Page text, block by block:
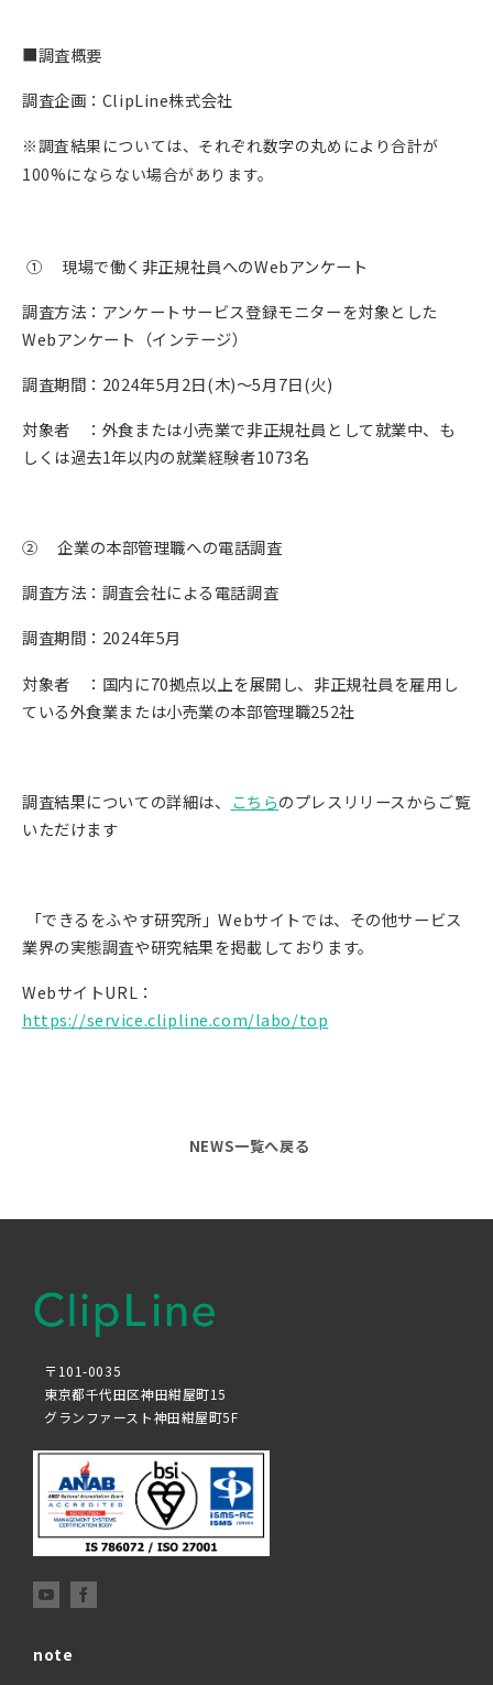
■調査概要
調査企画：ClipLine株式会社
※調査結果については、それぞれ数字の丸めにより合計が
100%にならない場合があります。
① 現場で働く非正規社員へのWebアンケート
調査方法：アンケートサービス登録モニターを対象とした
Webアンケート（インテージ）
調査期間：2024年5月2日(木)～5月7日(火)
対象者 ：外食または小売業で非正規社員として就業中、も
しくは過去1年以内の就業経験者1073名
② 企業の本部管理職への電話調査
調査方法：調査会社による電話調査
調査期間：2024年5月
対象者 ：国内に70拠点以上を展開し、非正規社員を雇用し
ている外食業または小売業の本部管理職252社
調査結果についての詳細は、 こちらのプレスリリースからご覧
いただけます
「できるをふやす研究所」Webサイトでは、その他サービス
業界の実態調査や研究結果を掲載しております。
WebサイトURL：
https://service.clipline.com/labo/top
NEWS一覧へ戻る
〒101-0035
東京都千代田区神田紺屋町15
グランファースト神田紺屋町5F
note